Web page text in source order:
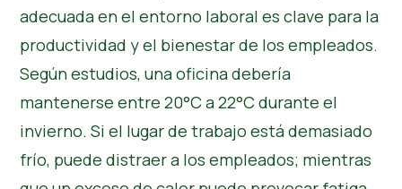
adecuada en el entorno laboral es clave para la
productividad y el bienestar de los empleados.
Según estudios, una oficina debería
mantenerse entre 20°C a 22°C durante el
invierno. Si el lugar de trabajo está demasiado
frío, puede distraer a los empleados; mientras